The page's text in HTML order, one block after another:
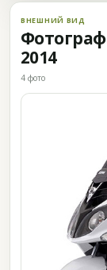
ВНЕШНИЙ ВИД
2014
4 фото